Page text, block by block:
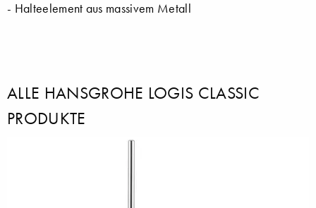
- Halteelement aus massivem Metall
ALLE HANSGROHE LOGIS CLASSIC
PRODUKTE